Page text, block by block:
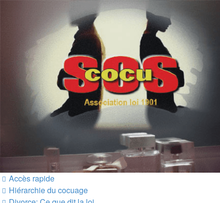
SOS cocu
SOS cocu est une association loi 1901 dont l'objet est le
soutien aux victimes d'adultère. Pouvoir parler, se confier,
recevoir un soutien moral pour traverser une situation
personnelle douloureuse
Vers le contenu
Accès rapide
Hiérarchie du cocuage